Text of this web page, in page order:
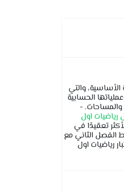
والتي
الحسابية
والمساحات. -
رياضيات اول
تعقيدًا في
الفصل الثاني مع
اختبار رياضيات اول